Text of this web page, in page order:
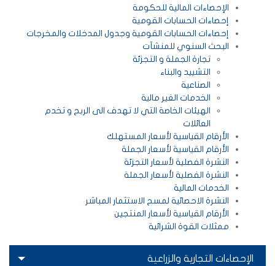
الإحصاءات المالية للحكومة
إحصاءات الحسابات القومية
إحصاءات الحسابات القومية وجدول المدخلات والمخرجات
البحث السنوي للمنشآت
تجارة الجملة و التجزئة
التشييد والبناء
الصناعية
الخدمات الغير مالية
الهيئات الخاصة التي لا تهدف الى الربح و تخدم
العائلات
الأرقام القياسية لأسعار المستهلك
الأرقام القياسية لأسعار الجملة
النشرة الفصلية لأسعار التجزئة
النشرة الفصلية لأسعار الجملة
الخدمات المالية
النشرة الاحصائية لمسح الاستثمار المباشر
الأرقام القياسية لأسعار المنتجين
ممثلات القوة الشرائية
الإحصاءات التجارية والزراعية